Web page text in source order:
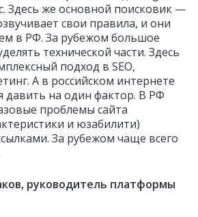
Здесь же основной поисковик —
свои правила, и они
в РФ. За рубежом большое
технической части. Здесь
подход в SEO,
А в российском интернете
давить на один фактор. В РФ
проблемы сайта
и юзабилити)
За рубежом чаще всего
руководитель платформы